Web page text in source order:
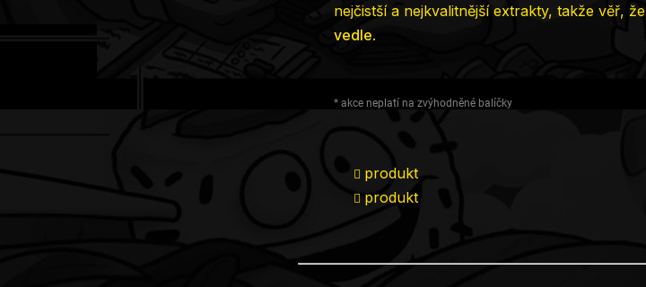
nejčistší a nejkvalitnější extrakty, takže věř, že
vedle.
* akce neplatí na zvýhodněné balíčky
produkt
produkt